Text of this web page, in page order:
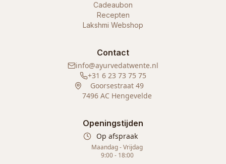
Cadeaubon
Recepten
Lakshmi Webshop
Contact
info@ayurvedatwente.nl
+31 6 23 73 75 75
Goorsestraat 49
7496 AC Hengevelde
Openingstijden
Op afspraak
Maandag - Vrijdag
9:00 - 18:00